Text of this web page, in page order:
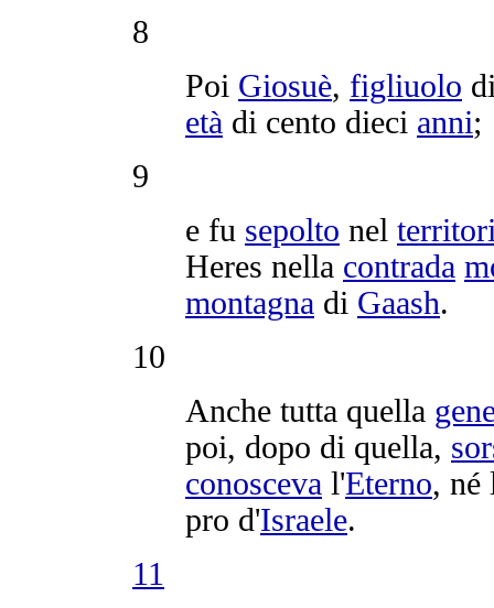
8
Poi Giosuè, figliuolo
età di cento dieci anni;
9
e fu sepolto nel
Heres nella contrada
montagna di Gaash.
10
Anche tutta quella
poi, dopo di quella,
conosceva l'Eterno,
pro d'Israele.
11